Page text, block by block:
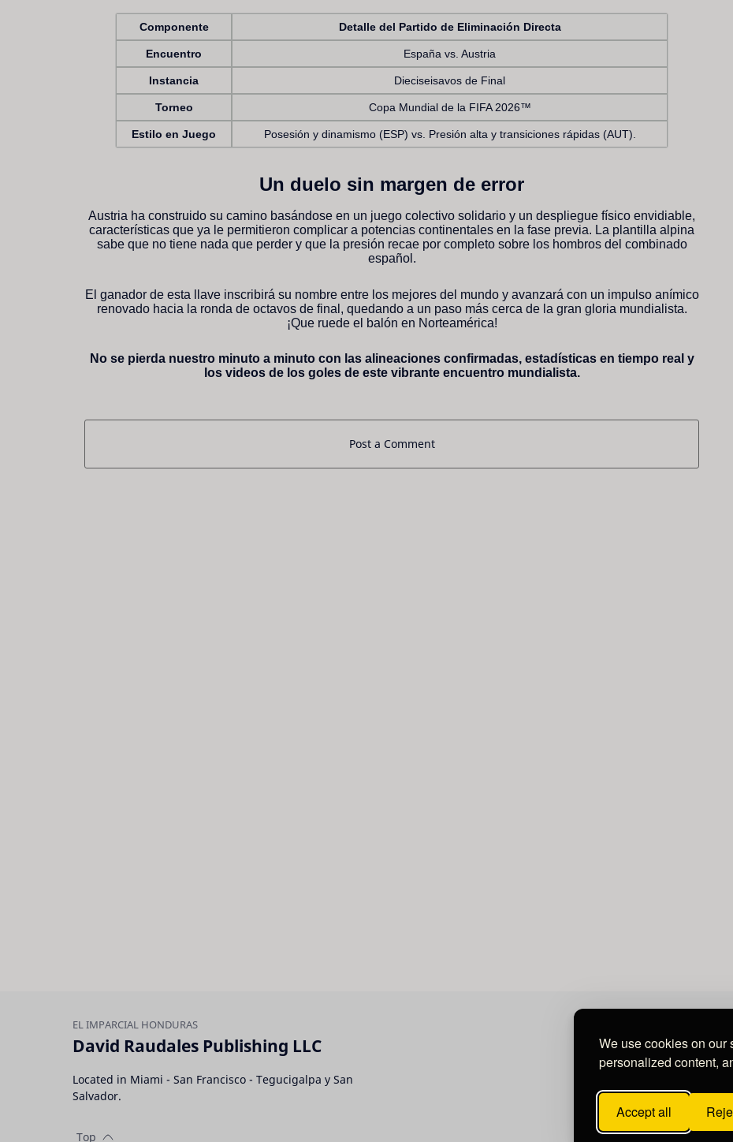
We use cookies on our
personalized content,
Accept all
Componente Detalle del Partido de Eliminación Directa
Encuentro España vs. Austria
Instancia Dieciseisavos de Final
Torneo Copa Mundial de la FIFA 2026™
Estilo en Juego Posesión y dinamismo (ESP) vs. Presión alta y transiciones rápidas (AUT).
Un duelo sin margen de error
Austria ha construido su camino basándose en un juego colectivo solidario y un despliegue físico envidiable,
características que ya le permitieron complicar a potencias continentales en la fase previa. La plantilla alpina
sabe que no tiene nada que perder y que la presión recae por completo sobre los hombros del combinado
español.
El ganador de esta llave inscribirá su nombre entre los mejores del mundo y avanzará con un impulso anímico
renovado hacia la ronda de octavos de final, quedando a un paso más cerca de la gran gloria mundialista.
¡Que ruede el balón en Norteamérica!
No se pierda nuestro minuto a minuto con las alineaciones confirmadas, estadísticas en tiempo real y
los videos de los goles de este vibrante encuentro mundialista.
Post a Comment
David Raudales Publishing LLC
Located in Miami - San Francisco - Tegucigalpa y San
Salvador.